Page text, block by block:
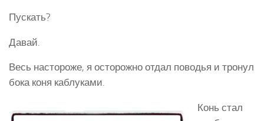
Пускать?
Давай.
Весь настороже, я осторожно отдал поводья и тронул
бока коня каблуками.
Конь стал